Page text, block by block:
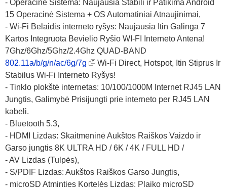
- Operacinė Sistema: Naujausia Stabili ir Patikima Android
15 Operacinė Sistema + OS Automatiniai Atnaujinimai,
- Wi-Fi Belaidis interneto ryšys: Naujausia Itin Galinga 7
Kartos Integruota Bevielio Ryšio WI-FI Interneto Antena!
7Ghz/6Ghz/5Ghz/2.4Ghz QUAD-BAND
802.11a/b/g/n/ac/6g/7g
Wi-Fi Direct, Hotspot, Itin Stiprus Ir
Stabilus Wi-Fi Interneto Ryšys!
- Tinklo plokštė internetas: 10/100/1000M Internet RJ45 LAN
Jungtis, Galimybė Prisijungti prie interneto per RJ45 LAN
kabeli.
- Bluetooth 5.3,
- HDMI Lizdas: Skaitmeninė Aukštos Raiškos Vaizdo ir
Garso jungtis 8K ULTRA HD / 6K / 4K / FULL HD /
- AV Lizdas (Tulpės),
- S/PDIF Lizdas: Aukštos Raiškos Garso Jungtis,
- microSD Atminties Kortelės Lizdas: Plaiko microSD